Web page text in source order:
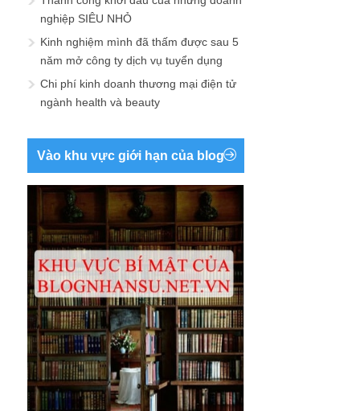
nghiệp SIÊU NHỎ
Kinh nghiệm mình đã thấm được sau 5
năm mở công ty dịch vụ tuyển dụng
Chi phí kinh doanh thương mại điện tử
ngành health và beauty
Vào khu vực giới hạn của blog